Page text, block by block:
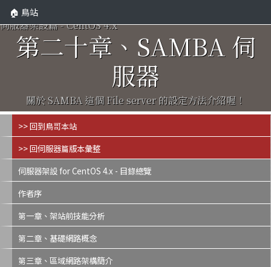
🏠 鳥站
伺服器架設篇 - CentOS 4.x
第二十章、SAMBA 伺
服器
關於 SAMBA 這個 File server 的設定方法介紹喔！
>> 回到鳥哥本站
>> 回伺服器篇版本彙整
伺服器架設 for CentOS 4.x - 目錄總覽
作者序
第一章、架站前技能分析
第二章、基礎網路概念
第三章、區域網路架構簡介